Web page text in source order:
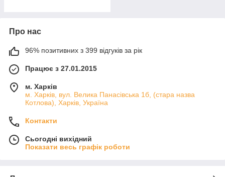
Про нас
96% позитивних з 399 відгуків за рік
Працює з 27.01.2015
м. Харків
м. Харків, вул. Велика Панасівська 1б, (стара назва
Котлова), Харків, Україна
Контакти
Сьогодні вихідний
Показати весь графік роботи